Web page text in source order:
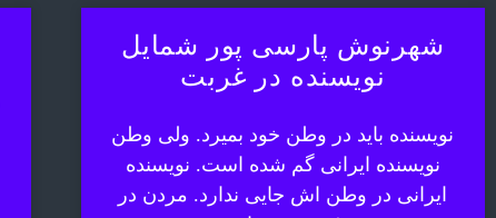
شهرنوش پارسی پور شمایل
نویسنده در غربت
نویسنده باید در وطن خود بمیرد. ولی وطن
نویسنده ایرانی گم شده است. نویسنده
ایرانی در وطن اش جایی ندارد. مردن در